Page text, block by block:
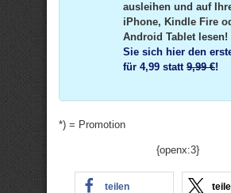
ausleihen und auf
iPhone, Kindle Fire
Android Tablet lesen!
Sie sich hier den
für 4,99 statt 9,99 €!
*) = Promotion
{openx:3}
teilen